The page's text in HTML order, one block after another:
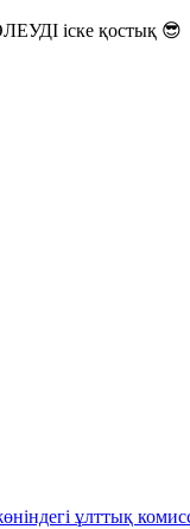
іске қостық 😎
ұлттық